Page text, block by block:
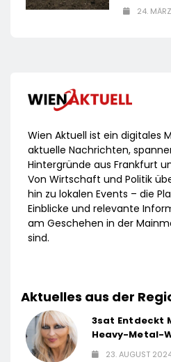
24.
Wien Aktuell ist ein digitales
aktuelle Nachrichten,
Hintergründe aus Frankfurt
Von Wirtschaft und Politik
hin zu lokalen Events – die
Einblicke und relevante
am Geschehen in der
sind.
Aktuelles aus der
3sat Entdeckt
Heavy-Metal-
23. AUGUST